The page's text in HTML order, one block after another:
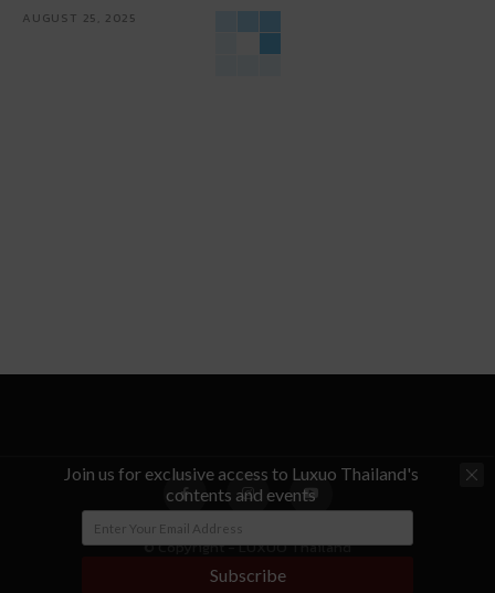
AUGUST 25, 2025
© Copyright - LUXUO Thailand
Join us for exclusive access to Luxuo Thailand's
contents and events
Subscribe